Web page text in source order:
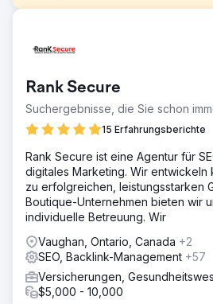
FORCE3 Pro Gear ist im Jahr 2022
der Markenrichtlinien, sich in einem
wettbewerbsintensiven Markt
trotz saisonaler Nachfrage zu
Nachrichten auf unterschiedliche
Schiedsrichter zuzuschneiden.
Lösung
- Betonung der
Markenrichtlinien. - Angebot einer
Ausrüstungsauswahl, um sich von
abzuheben. - Angebot von
Werbung für Taschen zum Schutz
außerhalb der Saison. - Erstellung
Kampagnen, um die speziellen
und erwachsener Spieler sowie
Rank Secure
Suchergebnisse, die Sie schon
15 Erfahrungsberichte
Rank Secure ist eine Agentur für
digitales Marketing. Wir entwickeln
zu erfolgreichen, leistungsstarken
Boutique-Unternehmen bieten wir
individuelle Betreuung. Wir
Vaughan, Ontario, Canada +2
SEO, Backlink-Management +57
Versicherungen,
$5,000 - 10,000